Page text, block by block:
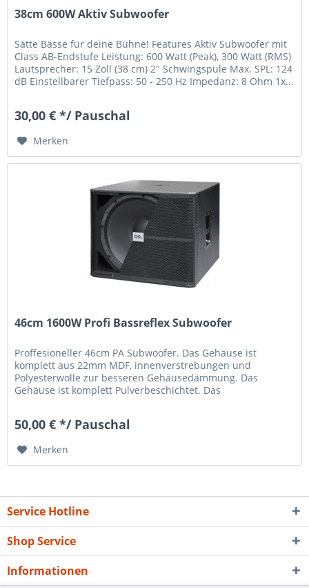
38cm 600W Aktiv Subwoofer
Satte Bässe für deine Bühne! Features Aktiv Subwoofer mit
Class AB-Endstufe Leistung: 600 Watt (Peak), 300 Watt (RMS)
Lautsprecher: 15 Zoll (38 cm) 2" Schwingspule Max. SPL: 124
dB Einstellbarer Tiefpass: 50 - 250 Hz Impedanz: 8 Ohm 1x...
30,00 € */ Pauschal
Merken
46cm 1600W Profi Bassreflex Subwoofer
Proffesioneller 46cm PA Subwoofer. Das Gehäuse ist
komplett aus 22mm MDF, innenverstrebungen und
Polyesterwolle zur besseren Gehäusedämmung. Das
Gehäuse ist komplett Pulverbeschichtet. Das
50,00 € */ Pauschal
Merken
Service Hotline
Shop Service
Informationen